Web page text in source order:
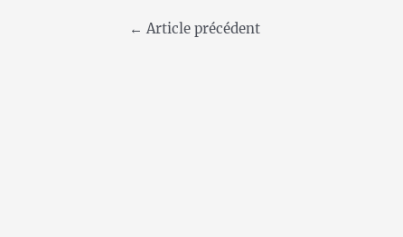
← Article précédent